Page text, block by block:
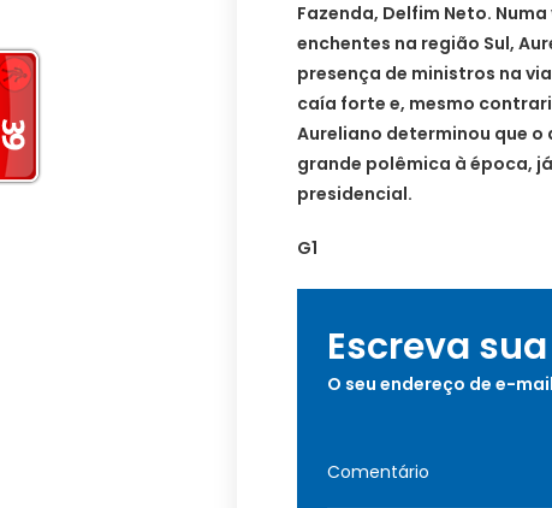
Fazenda, Delfim Neto.
enchentes na região Sul,
presença de ministros na
caía forte e, mesmo
Aureliano determinou que o
grande polêmica à época,
presidencial.
G1
Escreva
O seu endereço de e-
Comentário